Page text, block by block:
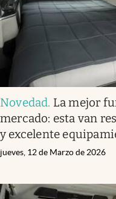
Novedad. La mejor
mercado: esta van
y excelente
jueves, 12 de Marzo de 2026